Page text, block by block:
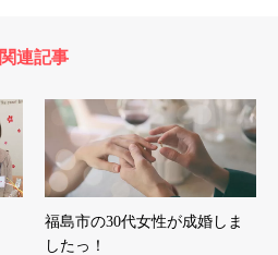
関連記事
福島市の30代女性が成婚しま
したっ！